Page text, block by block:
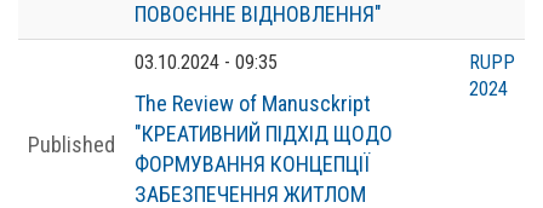
ПОВОЄННЕ ВІДНОВЛЕННЯ"
Published
03.10.2024 - 09:35
The Review of Manusckript
"КРЕАТИВНИЙ ПІДХІД ЩОДО
ФОРМУВАННЯ КОНЦЕПЦІЇ
ЗАБЕЗПЕЧЕННЯ ЖИТЛОМ
RUPP
2024